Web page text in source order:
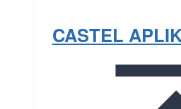
CASTEL